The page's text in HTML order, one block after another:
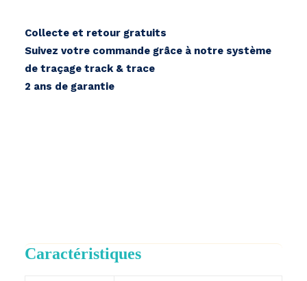
Collecte et retour gratuits
Suivez votre commande grâce à notre système
de traçage track & trace
2 ans de garantie
Caractéristiques